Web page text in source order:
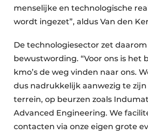
menselijke en technologische
wordt ingezet”, aldus Van den
De technologiesector zet
bewustwording. “Voor ons is het
kmo’s de weg vinden naar ons.
dus nadrukkelijk aanwezig te
terrein, op beurzen zoals
Advanced Engineering. We
contacten via onze eigen grote